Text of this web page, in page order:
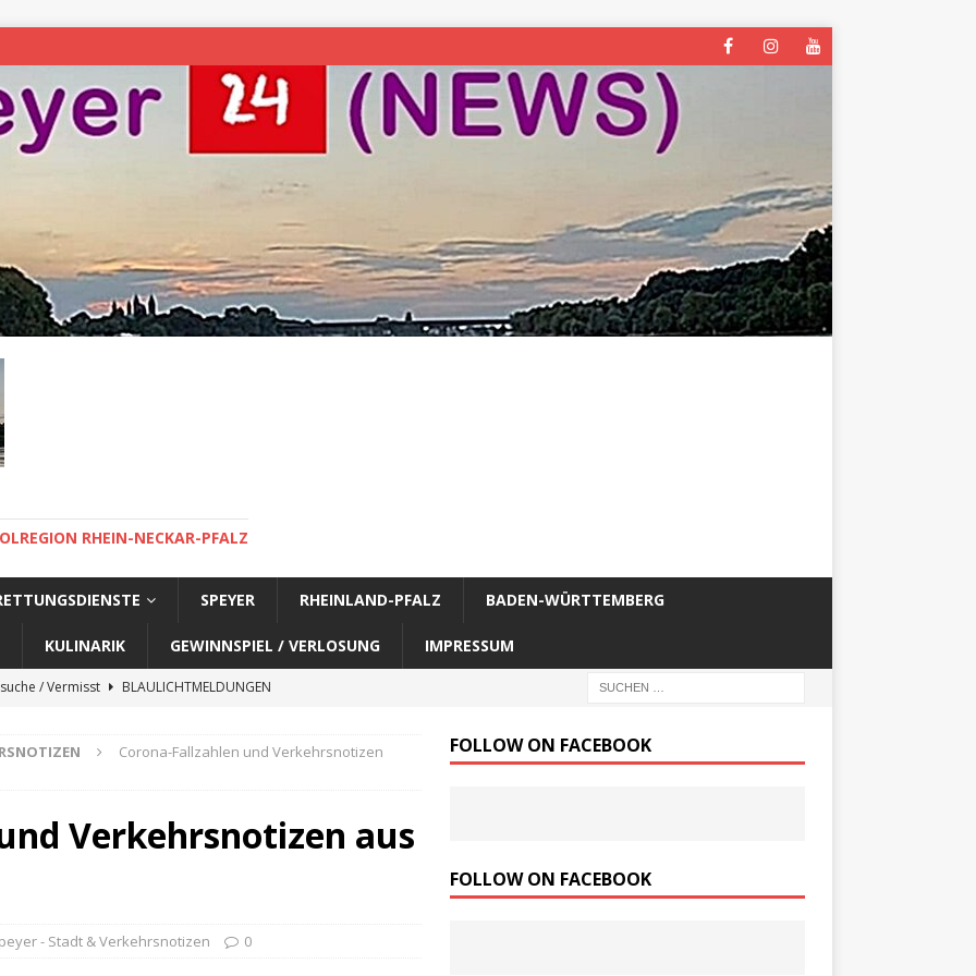
RHEIN-NECKAR-PFALZ
SPEYER RHEINLAND-PFALZ BADEN-WÜRTTEMBERG
KULINARIK GEWINNSPIEL / VERLOSUNG IMPRESSUM
/ Vermisst
BLAULICHTMELDUNGEN
/ Vermisst
BLAULICHTMELDUNGEN
/ Vermisst
BLAULICHTMELDUNGEN
Warnmeldung der Polizei
BLAULICHTMELDUNGEN
Corona-Fallzahlen und Verkehrsnotizen
Verkehrsnotizen aus
- Stadt & Verkehrsnotizen 0
FOLLOW ON FACEBOOK
FOLLOW ON FACEBOOK